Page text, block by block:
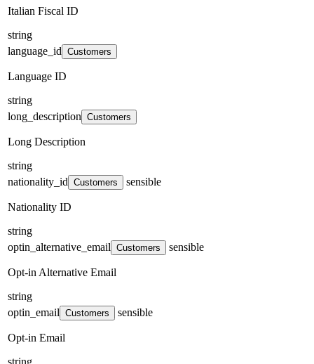
Italian Fiscal ID
string
language_id Customers
Language ID
string
long_description Customers
Long Description
string
nationality_id Customers sensible
Nationality ID
string
optin_alternative_email Customers sensible
Opt-in Alternative Email
string
optin_email Customers sensible
Opt-in Email
string